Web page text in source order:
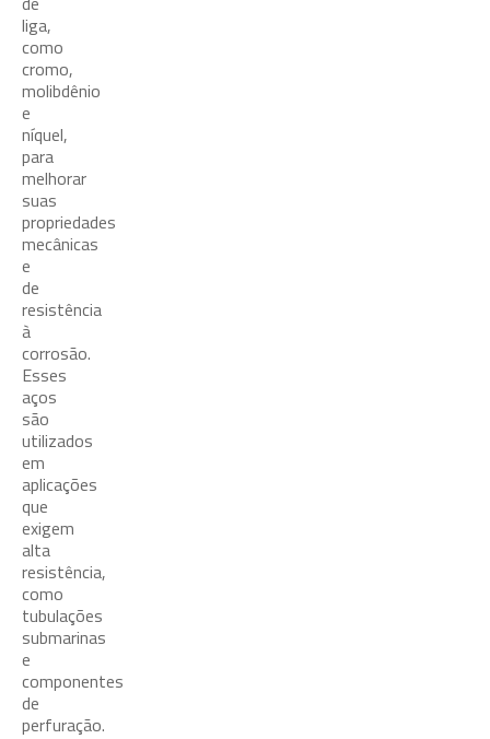
liga,
como
cromo,
molibdênio
e
níquel,
para
melhorar
suas
propriedades
mecânicas
e
de
resistência
à
corrosão.
Esses
aços
são
utilizados
em
aplicações
que
exigem
alta
resistência,
como
tubulações
submarinas
e
componentes
de
perfuração.